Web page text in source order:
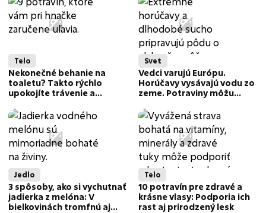
Telo
Nekonečné behanie na
toaletu? Takto rýchlo
upokojíte trávenie a
Svet
Vedci varujú Európu.
Horúčavy vysávajú vodu zo
zeme. Potraviny môžu
Jedlo
3 spôsoby, ako si vychutnať
jadierka z melóna: V
bielkovinách tromfnú aj
Telo
10 potravín pre zdravé a
krásne vlasy: Podporia ich
rast aj prirodzený lesk